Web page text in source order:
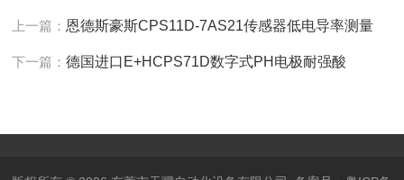
上一篇： 恩德斯豪斯CPS11D-7AS21传感器低电导率测量
下一篇：德国进口E+HCPS71D数字式PH电极耐强酸